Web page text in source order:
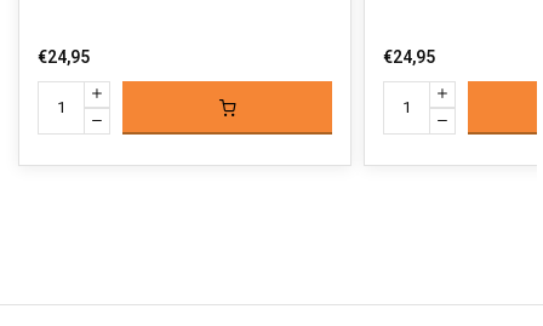
€24,95 €24,95